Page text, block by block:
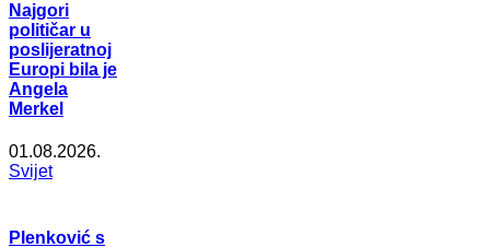
Najgori
političar u
poslijeratnoj
Europi bila je
Angela
Merkel
01.08.2026.
Svijet
Plenković s